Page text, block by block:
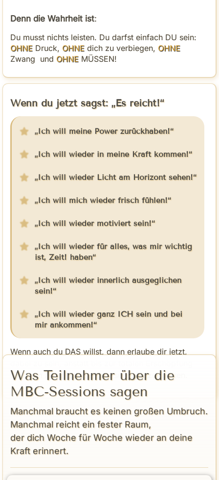
Denn die Wahrheit ist:
Du musst nichts leisten. Du darfst einfach DU sein:
OHNE Druck, OHNE dich zu verbiegen, OHNE
Zwang und OHNE MÜSSEN!
Wenn du jetzt sagst: „Es reicht!“
„Ich will meine Power zurückhaben!“
„Ich will wieder in meine Kraft kommen!“
„Ich will wieder Licht am Horizont sehen!“
„Ich will mich wieder frisch fühlen!“
„Ich will wieder motiviert sein!“
„Ich will wieder für alles, was mir wichtig
ist, Zeit! haben“
„Ich will wieder innerlich ausgeglichen
sein!“
„Ich will wieder ganz ICH sein und bei
mir ankommen!“
Wenn auch du DAS willst, dann erlaube dir jetzt,
und dem absoluten Burnout so weiterzumachen.
Was Teilnehmer über die
MBC-Sessions sagen
Manchmal braucht es keinen großen Umbruch.
Manchmal reicht ein fester Raum,
der dich Woche für Woche wieder an deine
Kraft erinnert.